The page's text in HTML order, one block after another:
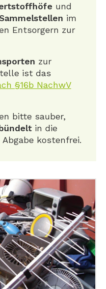
und
im
Entsorgern zur
zur
ist das
§16b NachwV
bitte sauber,
in die
kostenfrei.